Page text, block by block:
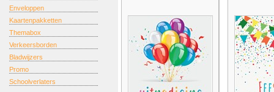
Enveloppen
Kaartenpakketten
Themabox
Verkeersborden
Bladwijzers
Promo
Schoolverlaters